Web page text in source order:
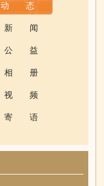
动 态
新 闻
公 益
相 册
视 频
寄 语